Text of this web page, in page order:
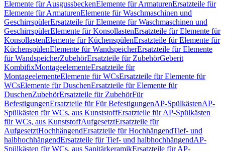
Elemente für AusgussbeckenElemente für ArmaturenErsatzteile für
Elemente für ArmaturenElemente für Waschmaschinen und
GeschirrspülerErsatzteile für Elemente für Waschmaschinen und
GeschirrspülerElemente für KonsollastenErsatzteile für Elemente für
KonsollastenElemente für KüchenspülenErsatzteile für Elemente für
KüchenspülenElemente für WandspeicherErsatzteile für Elemente
für WandspeicherZubehörErsatzteile für ZubehörGeberit
KombifixMontageelementeErsatzteile für
MontageelementeElemente für WCsErsatzteile für Elemente für
WCsElemente für DuschenErsatzteile für Elemente für
DuschenZubehörErsatzteile für ZubehörFür
BefestigungenErsatzteile für Für BefestigungenAP-SpülkästenAP-
Spülkästen für WCs, aus KunststoffErsatzteile für AP-Spülkästen
für WCs, aus KunststoffAufgesetztErsatzteile für
AufgesetztHochhängendErsatzteile für HochhängendTief- und
halbhochhängendErsatzteile für Tief- und halbhochhängendAP-
Spülkästen für WCs, aus SanitärkeramikErsatzteile für AP-